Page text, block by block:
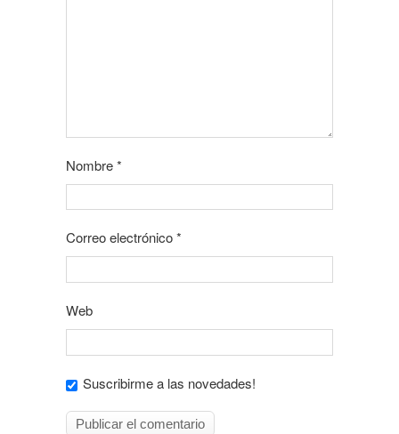
Nombre*
Correo electrónico*
Web
Suscribirme a las novedades!